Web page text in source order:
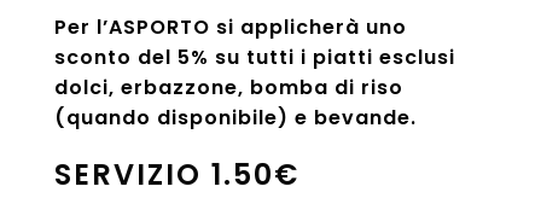
Per l’ASPORTO si applicherà uno
sconto del 5% su tutti i piatti esclusi
dolci, erbazzone, bomba di riso
(quando disponibile) e bevande.
SERVIZIO 1.50€